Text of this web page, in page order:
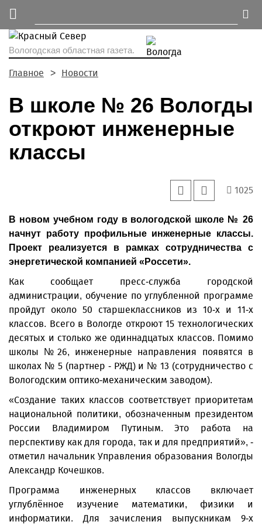
Вологодская областная газета.
Главное Новости
В школе № 26 Вологды
откроют инженерные
классы
1025
В новом учебном году в вологодской школе № 26
начнут работу профильные инженерные классы.
Проект реализуется в рамках сотрудничества с
энергетической компанией «Россети».
Как сообщает пресс-служба городской
администрации, обучение по углубленной программе
пройдут около 50 старшеклассников из 10-х и 11-х
классов. Всего в Вологде откроют 15 технологических
десятых и столько же одиннадцатых классов. Помимо
школы №26, инженерные направления появятся в
школах № 5 (партнер - РЖД) и № 13 (сотрудничество с
Вологодским оптико-механическим заводом).
«Создание таких классов соответствует приоритетам
национальной политики, обозначенным президентом
России Владимиром Путиным. Это работа на
перспективу как для города, так и для предприятий», -
отметил начальник Управления образования Вологды
Александр Кочешков.
Программа инженерных классов включает
углублённое изучение математики, физики и
информатики. Для зачисления выпускникам 9-х